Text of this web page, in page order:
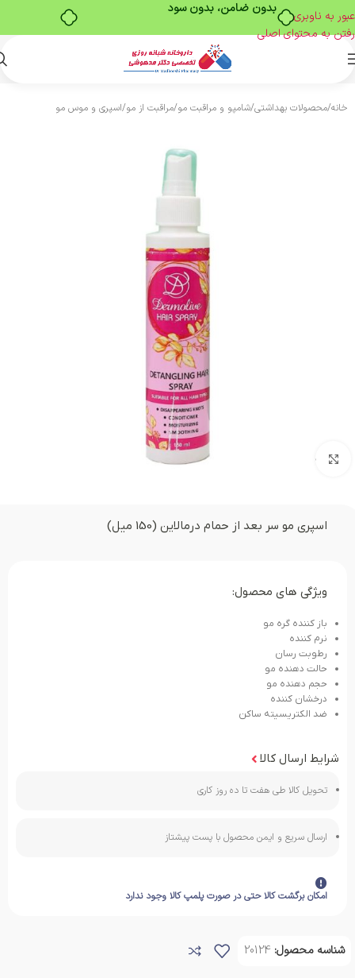
بدون ضامن، بدون سود
عبور به ناوبری
رفتن به محتوای اصلی
خانه/محصولات بهداشتی/شامپو و مراقبت مو/مراقبت از مو/اسپری و موس مو
بزرگنمایی تصویر
اسپری مو سر بعد از حمام درمالاین (150 میل)
ویژگی های محصول:
باز کننده گره مو
نرم کننده
رطوبت رسان
حالت دهنده مو
حجم دهنده مو
درخشان کننده
ضد الکتریسیته ساکن
شرایط ارسال کالا
تحویل کالا طی هفت تا ده روز کاری
ارسال سریع و ایمن محصول با پست پیشتاز
امکان برگشت کالا حتی در صورت پلمپ کالا وجود ندارد
شناسه محصول: 20124